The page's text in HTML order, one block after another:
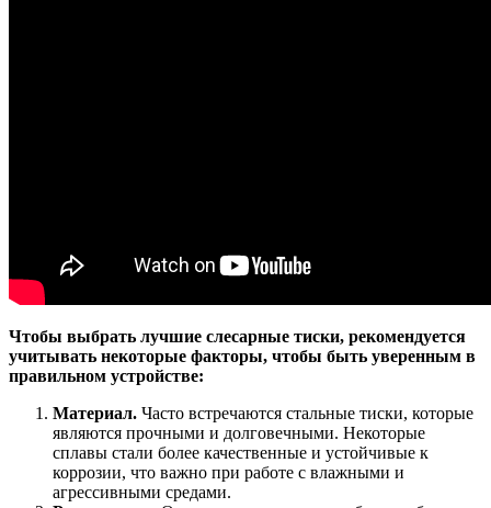
Чтобы выбрать лучшие слесарные тиски, рекомендуется
учитывать некоторые факторы, чтобы быть уверенным в
правильном устройстве:
Материал. Часто встречаются стальные тиски, которые
являются прочными и долговечными. Некоторые
сплавы стали более качественные и устойчивые к
коррозии, что важно при работе с влажными и
агрессивными средами.